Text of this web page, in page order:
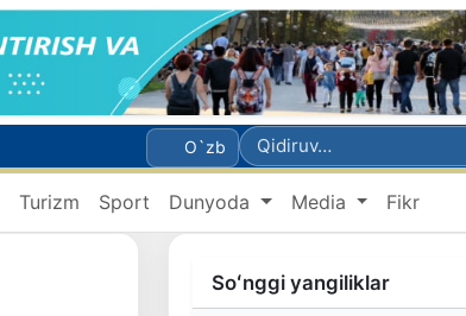
O`zb
Turizm Sport Dunyoda Media Fikr
Soʻnggi yangiliklar